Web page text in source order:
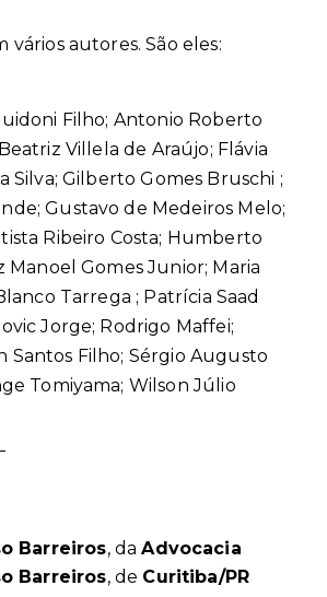
vários autores. São eles:
Filho; Antonio Roberto
Villela de Araújo; Flávia
Silva; Gilberto Gomes Bruschi ;
Gustavo de Medeiros Melo;
Ribeiro Costa; Humberto
Manoel Gomes Junior; Maria
Tarrega ; Patrícia Saad
Jorge; Rodrigo Maffei;
Santos Filho; Sérgio Augusto
Tomiyama; Wilson Júlio
Barreiros, daAdvocacia
Barreiros, de Curitiba/PR